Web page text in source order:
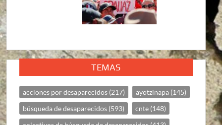
TEMAS
acciones por desaparecidos (217) ayotzinapa (145)
búsqueda de desaparecidos (593) cnte (148)